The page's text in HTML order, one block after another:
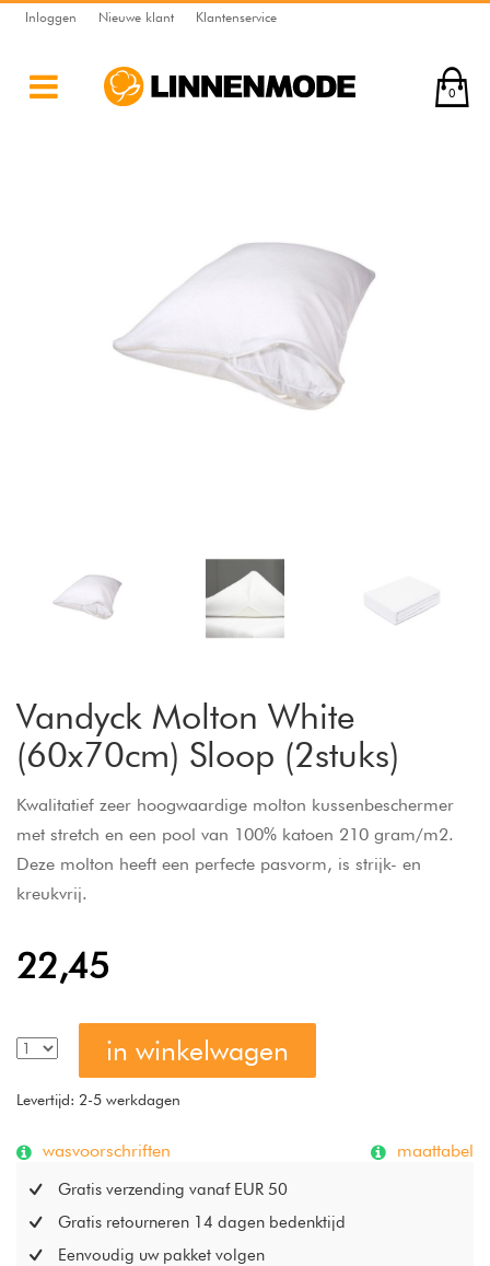
Inloggen Nieuwe klant Klantenservice
0
Vandyck Molton White
(60x70cm) Sloop (2stuks)
Kwalitatief zeer hoogwaardige molton kussenbeschermer
met stretch en een pool van 100% katoen 210 gram/m2.
Deze molton heeft een perfecte pasvorm, is strijk- en
kreukvrij.
22,45
in winkelwagen
Levertijd: 2-5 werkdagen
wasvoorschriften maattabel
Gratis verzending vanaf EUR 50
Gratis retourneren 14 dagen bedenktijd
Eenvoudig uw pakket volgen